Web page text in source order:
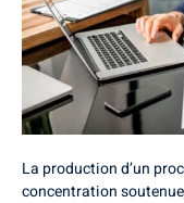
La production d’un
concentration